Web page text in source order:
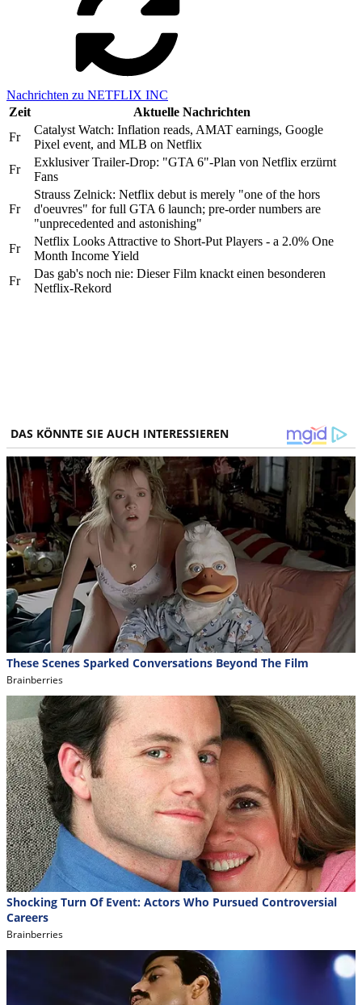
Nachrichten zu NETFLIX INC
Zeit
Aktuelle Nachrichten
Fr
Catalyst Watch: Inflation reads, AMAT earnings, Google
Pixel event, and MLB on Netflix
Fr
Exklusiver Trailer-Drop: "GTA 6"-Plan von Netflix erzürnt
Fans
Fr
Strauss Zelnick: Netflix debut is merely "one of the hors
d'oeuvres" for full GTA 6 launch; pre-order numbers are
"unprecedented and astonishing"
Fr
Netflix Looks Attractive to Short-Put Players - a 2.0% One
Month Income Yield
Fr
Das gab's noch nie: Dieser Film knackt einen besonderen
Netflix-Rekord